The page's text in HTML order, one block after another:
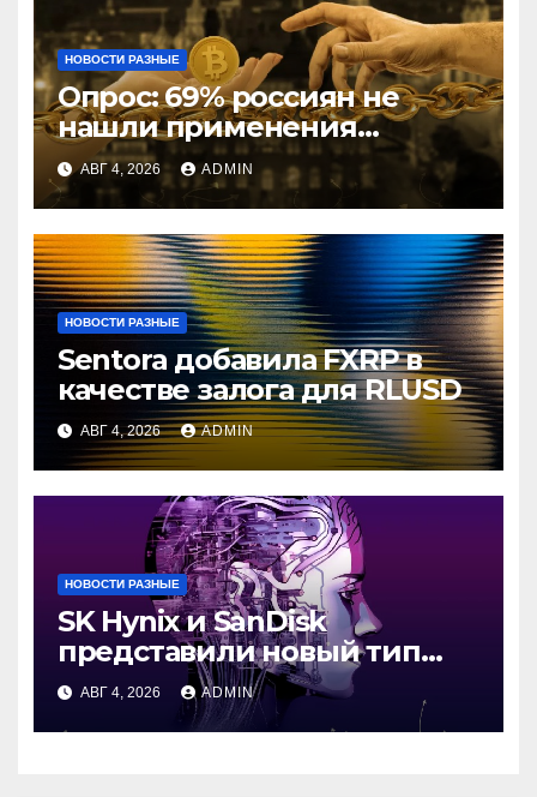
НОВОСТИ РАЗНЫЕ
Опрос: 69% россиян не
нашли применения
криптовалютам
АВГ 4, 2026 ADMIN
НОВОСТИ РАЗНЫЕ
Sentora добавила FXRP в
качестве залога для RLUSD
АВГ 4, 2026 ADMIN
НОВОСТИ РАЗНЫЕ
SK Hynix и SanDisk
представили новый тип
промежуточной памяти
АВГ 4, 2026 ADMIN